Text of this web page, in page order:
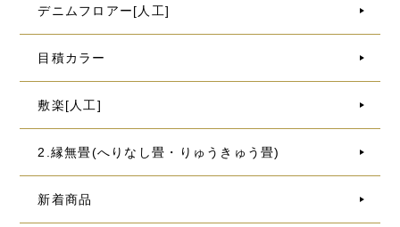
デニムフロアー[人工]
目積カラー
敷楽[人工]
2.縁無畳(へりなし畳・りゅうきゅう畳)
新着商品